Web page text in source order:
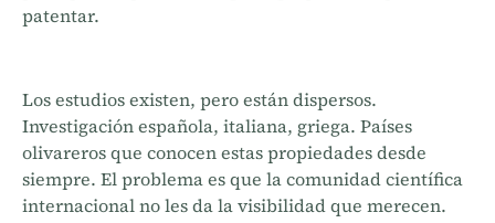
patentar.
Los estudios existen, pero están dispersos.
Investigación española, italiana, griega. Países
olivareros que conocen estas propiedades desde
siempre. El problema es que la comunidad científica
internacional no les da la visibilidad que merecen.